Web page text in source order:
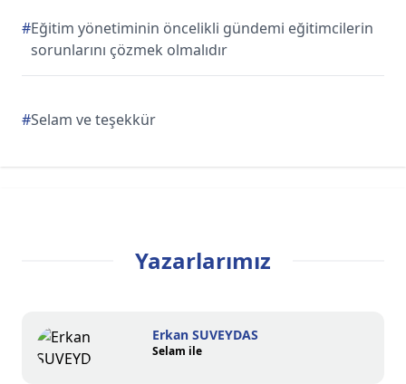
#Eğitim yönetiminin öncelikli gündemi eğitimcilerin
sorunlarını çözmek olmalıdır
#Selam ve teşekkür
Yazarlarımız
Erkan SUVEYDAS
Selam ile